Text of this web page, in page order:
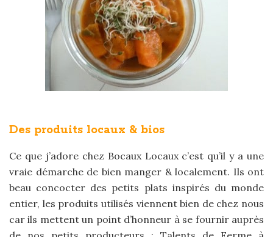
Des produits locaux & bios
Ce que j’adore chez Bocaux Locaux c’est qu’il y a une
vraie démarche de bien manger & localement. Ils ont
beau concocter des petits plats inspirés du monde
entier, les produits utilisés viennent bien de chez nous
car ils mettent un point d’honneur à se fournir auprès